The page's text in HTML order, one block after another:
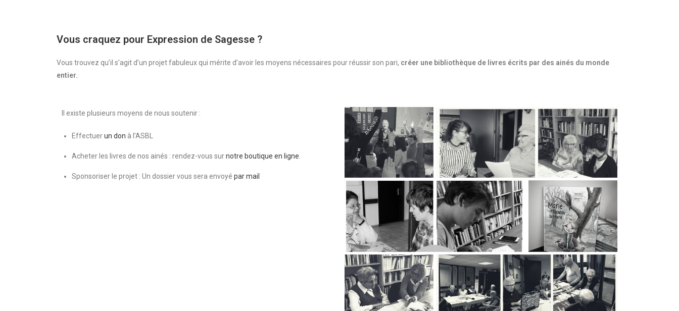
Vous craquez pour Expression de Sagesse ?
Vous trouvez qu’il s’agit d’un projet fabuleux qui mérite d’avoir les moyens nécessaires pour réussir son pari, créer une bibliothèque de livres écrits par des ainés du monde
entier.
Il existe plusieurs moyens de nous soutenir :
Effectuerun don à l’ASBL
Acheter les livres de nos ainés : rendez-vous surnotre boutique en ligne
Sponsoriser le projet : Un dossier vous sera envoyé par mail